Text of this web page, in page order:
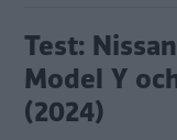
Test:
Model Y
(2024)